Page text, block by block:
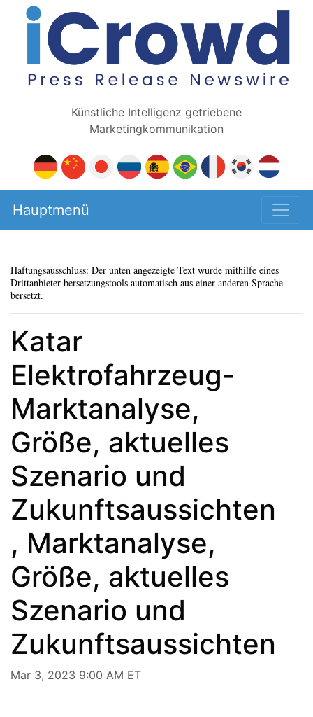
Künstliche Intelligenz getriebene
Marketingkommunikation
Hauptmenü
Haftungsausschluss: Der unten angezeigte Text wurde mithilfe eines
Drittanbieter-bersetzungstools automatisch aus einer anderen Sprache
bersetzt.
Katar
Elektrofahrzeug-
Marktanalyse,
Größe, aktuelles
Szenario und
Zukunftsaussichten
, Marktanalyse,
Größe, aktuelles
Szenario und
Zukunftsaussichten
Mar 3, 2023 9:00 AM ET